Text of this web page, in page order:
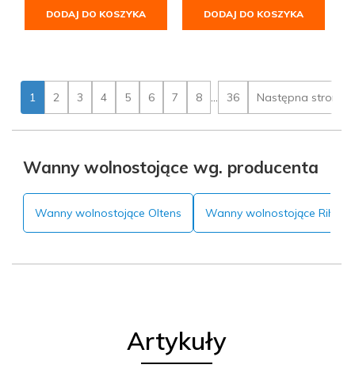
DODAJ DO KOSZYKA DODAJ DO KOSZYKA
1 2 3 4 5 6 7 8 ... 36 Następna strona
Wanny wolnostojące wg. producenta
Wanny wolnostojące Oltens Wanny wolnostojące Riho
Artykuły